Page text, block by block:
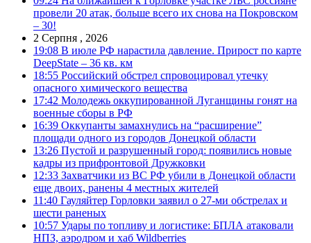
провели 20 атак, больше всего их снова на Покровском
– 30!
2 Серпня , 2026
19:08 В июле РФ нарастила давление. Прирост по карте
DeepState – 36 кв. км
18:55 Российский обстрел спровоцировал утечку
опасного химического вещества
17:42 Молодежь оккупированной Луганщины гонят на
военные сборы в РФ
16:39 Оккупанты замахнулись на “расширение”
площади одного из городов Донецкой области
13:26 Пустой и разрушенный город: появились новые
кадры из прифронтовой Дружковки
12:33 Захватчики из ВС РФ убили в Донецкой области
еще двоих, ранены 4 местных жителей
11:40 Гауляйтер Горловки заявил о 27-ми обстрелах и
шести раненых
10:57 Удары по топливу и логистике: БПЛА атаковали
НПЗ, аэродром и хаб Wildberries